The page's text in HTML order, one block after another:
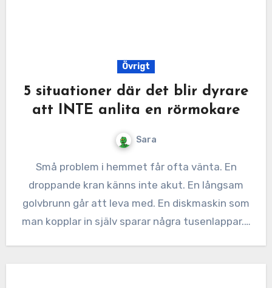
Övrigt
5 situationer där det blir dyrare
att INTE anlita en rörmokare
Sara
Små problem i hemmet får ofta vänta. En
droppande kran känns inte akut. En långsam
golvbrunn går att leva med. En diskmaskin som
man kopplar in själv sparar några tusenlappar.…